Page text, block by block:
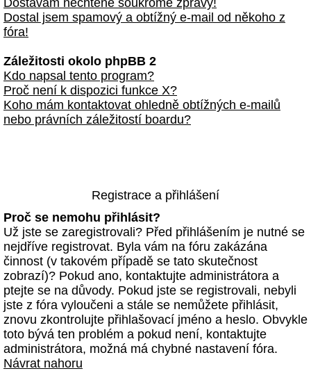
Dostávám nechtěné soukromé zprávy!
Dostal jsem spamový a obtížný e-mail od někoho z
fóra!
Záležitosti okolo phpBB 2
Kdo napsal tento program?
Proč není k dispozici funkce X?
Koho mám kontaktovat ohledně obtížných e-mailů
nebo právních záležitostí boardu?
Registrace a přihlášení
Proč se nemohu přihlásit?
Už jste se zaregistrovali? Před přihlášením je nutné se
nejdříve registrovat. Byla vám na fóru zakázána
činnost (v takovém případě se tato skutečnost
zobrazí)? Pokud ano, kontaktujte administrátora a
ptejte se na důvody. Pokud jste se registrovali, nebyli
jste z fóra vyloučeni a stále se nemůžete přihlásit,
znovu zkontrolujte přihlašovací jméno a heslo. Obvykle
toto bývá ten problém a pokud není, kontaktujte
administrátora, možná má chybné nastavení fóra.
Návrat nahoru